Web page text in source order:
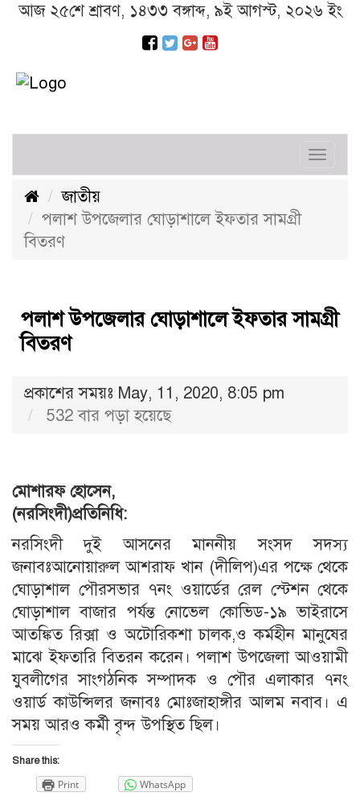
আজ ২৫শে শ্রাবণ, ১৪৩৩ বঙ্গাব্দ, ৯ই আগস্ট, ২০২৬ ইং
জাতীয়
পলাশ উপজেলার ঘোড়াশালে ইফতার সামগ্রী
বিতরণ
পলাশ উপজেলার ঘোড়াশালে ইফতার সামগ্রী
বিতরণ
প্রকাশের সময়ঃ May, 11, 2020, 8:05 pm
532 বার পড়া হয়েছে
মোশারফ হোসেন,
(নরসিংদী)প্রতিনিধি:
নরসিংদী দুই আসনের মাননীয় সংসদ সদস্য
জনাবঃআনোয়ারুল আশরাফ খান (দীলিপ)এর পক্ষে থেকে
ঘোড়াশাল পৌরসভার ৭নং ওয়ার্ডের রেল স্টেশন থেকে
ঘোড়াশাল বাজার পর্যন্ত নোভেল কোভিড-১৯ ভাইরাসে
আতঙ্কিত রিক্সা ও অটোরিকশা চালক,ও কর্মহীন মানুষের
মাঝে ইফতারি বিতরন করেন। পলাশ উপজেলা আওয়ামী
যুবলীগের সাংগঠনিক সম্পাদক ও পৌর এলাকার ৭নং
ওয়ার্ড কাউন্সিলর জনাবঃ মোঃজাহাঙ্গীর আলম নবাব। এ
সময় আরও কর্মী বৃন্দ উপস্থিত ছিল।
Share this:
Print WhatsApp